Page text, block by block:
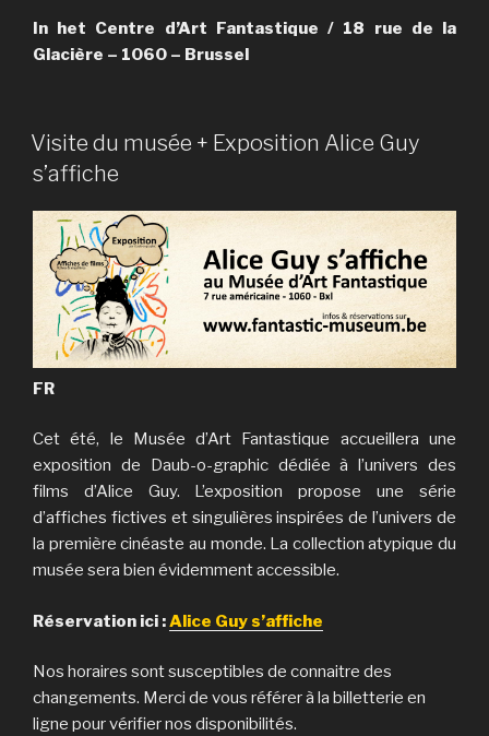
In het Centre d’Art Fantastique / 18 rue de la
Glacière – 1060 – Brussel
PUBLIÉ
LE
Visite du musée + Exposition Alice Guy
s’affiche
FR
Cet été, le Musée d’Art Fantastique accueillera une
exposition de Daub-o-graphic dédiée à l’univers des
films d’Alice Guy. L’exposition propose une série
d’affiches fictives et singulières inspirées de l’univers de
la première cinéaste au monde. La collection atypique du
musée sera bien évidemment accessible.
Réservation ici :Alice Guy s’affiche
Nos horaires sont susceptibles de connaitre des
changements. Merci de vous référer à la billetterie en
ligne pour vérifier nos disponibilités.